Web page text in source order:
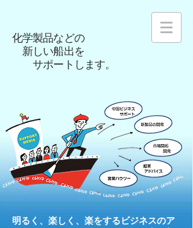
化学製品などの
新しい船出を
サポートします。
明るく、楽しく、楽をするビジネスのア